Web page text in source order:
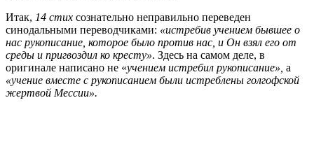
Итак, 14 стих сознательно неправильно переведен
синодальными переводчиками: «истребив учением бывшее о
нас рукописание, которое было против нас, и Он взял его от
среды и пригвоздил ко кресту». Здесь на самом деле, в
оригинале написано не «учением истребил рукописание», а
«учение вместе с рукописанием были истреблены голгофской
жертвой Мессии».